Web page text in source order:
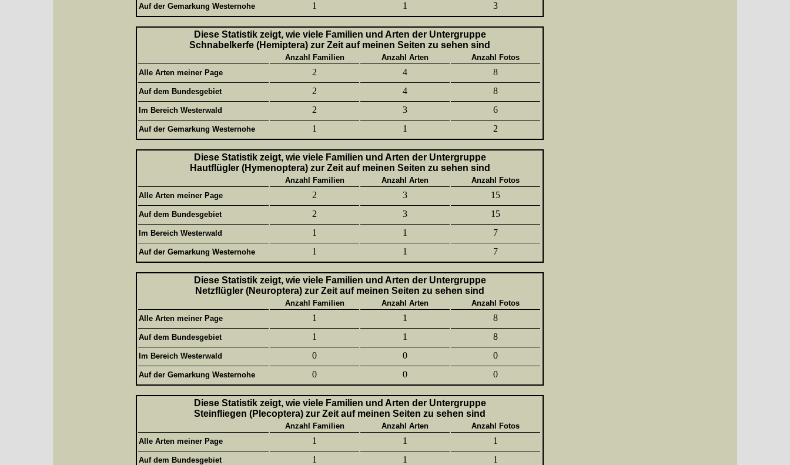
Auf der Gemarkung Westernohe 1 1 3
Diese Statistik zeigt, wie viele Familien und Arten der Untergruppe
Schnabelkerfe (Hemiptera) zur Zeit auf meinen Seiten zu sehen sind
Anzahl Familien Anzahl Arten
Anzahl Fotos
Alle Arten meiner Page
2 4 8
Auf dem Bundesgebiet 2 4 8
Im Bereich Westerwald 2 3 6
Auf der Gemarkung Westernohe 1 1 2
Diese Statistik zeigt, wie viele Familien und Arten der Untergruppe
Hautflügler (Hymenoptera) zur Zeit auf meinen Seiten zu sehen sind
Anzahl Familien Anzahl Arten
Anzahl Fotos
Alle Arten meiner Page
2 3 15
Auf dem Bundesgebiet 2 3 15
Im Bereich Westerwald 1 1 7
Auf der Gemarkung Westernohe 1 1 7
Diese Statistik zeigt, wie viele Familien und Arten der Untergruppe
Netzflügler (Neuroptera) zur Zeit auf meinen Seiten zu sehen sind
Anzahl Familien Anzahl Arten
Anzahl Fotos
Alle Arten meiner Page
1 1 8
Auf dem Bundesgebiet 1 1 8
Im Bereich Westerwald 0 0 0
Auf der Gemarkung Westernohe 0 0 0
Diese Statistik zeigt, wie viele Familien und Arten der Untergruppe
Steinfliegen (Plecoptera) zur Zeit auf meinen Seiten zu sehen sind
Anzahl Familien Anzahl Arten
Anzahl Fotos
Alle Arten meiner Page
1 1 1
Auf dem Bundesgebiet 1 1 1